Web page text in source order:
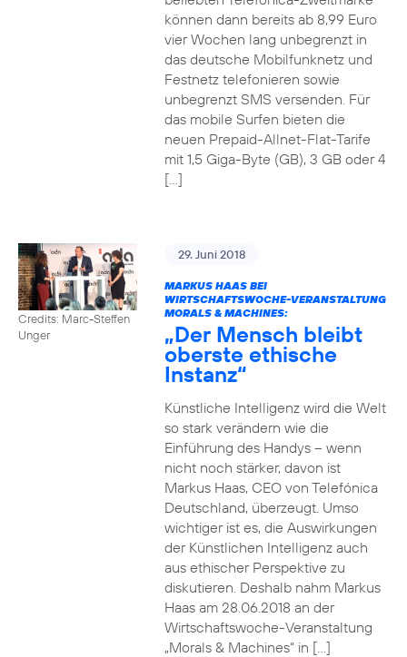
können dann bereits ab 8,99 Euro
vier Wochen lang unbegrenzt in
das deutsche Mobilfunknetz und
Festnetz telefonieren sowie
unbegrenzt SMS versenden. Für
das mobile Surfen bieten die
neuen Prepaid-Allnet-Flat-Tarife
mit 1,5 Giga-Byte (GB), 3 GB oder 4
[…]
Credits: Marc-Steffen
Unger
29. Juni 2018
MARKUS HAAS BEI
WIRTSCHAFTSWOCHE-VERANSTALTUNG
MORALS & MACHINES:
„Der Mensch bleibt
oberste ethische
Instanz“
Künstliche Intelligenz wird die Welt
so stark verändern wie die
Einführung des Handys – wenn
nicht noch stärker, davon ist
Markus Haas, CEO von Telefónica
Deutschland, überzeugt. Umso
wichtiger ist es, die Auswirkungen
der Künstlichen Intelligenz auch
aus ethischer Perspektive zu
diskutieren. Deshalb nahm Markus
Haas am 28.06.2018 an der
Wirtschaftswoche-Veranstaltung
„Morals & Machines“ in […]